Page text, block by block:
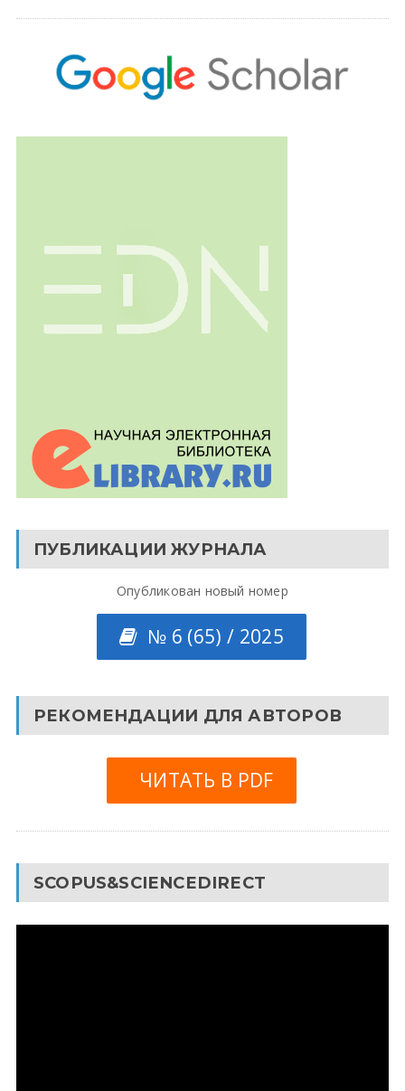
ПУБЛИКАЦИИ ЖУРНАЛА
Опубликован новый номер
№ 6 (65) / 2025
РЕКОМЕНДАЦИИ ДЛЯ АВТОРОВ
ЧИТАТЬ В PDF
SCOPUS&SCIENCEDIRECT